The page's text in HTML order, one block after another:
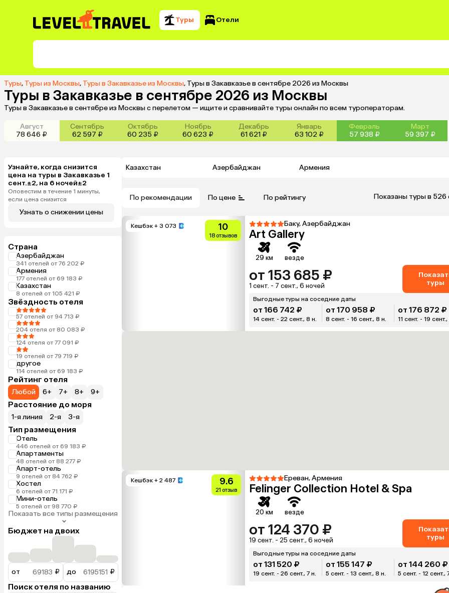
Туры Отели
Туры, Туры из Москвы, Туры в Закавказье из Москвы, Туры в Закавказье в сентябре 2026 из Москвы
Туры в Закавказье в сентябре 2026 из Москвы
Туры в Закавказье в сентябре из Москвы с перелетом — ищите и сравнивайте туры онлайн по всем туроператорам.
Август
78 646 ₽
Сентябрь
62 597 ₽
Октябрь
60 235 ₽
Ноябрь
60 623 ₽
Декабрь
61 621 ₽
Январь
63 102 ₽
Февраль
57 938 ₽
Март
59 397 ₽
Узнайте, когда снизится
цена на туры в Закавказье 1
сент.±2, на 6 ночей±2
Оповестим в течение 1 минуты,
если цена снизится
Узнать о снижении цены
Страна
Азербайджан
341 отелей от 76 202 ₽
Армения
177 отелей от 69 183 ₽
Казахстан
8 отелей от 105 421 ₽
Звёздность отеля
57 отелей от 94 713 ₽
204 отеля от 80 083 ₽
124 отеля от 77 091 ₽
19 отелей от 79 719 ₽
другое
114 отелей от 69 183 ₽
Рейтинг отеля
Любой 6+ 7+ 8+ 9+
Расстояние до моря
1-я линия 2-я 3-я
Тип размещения
Отель
446 отелей от 69 183 ₽
Апартаменты
48 отелей от 88 277 ₽
Апарт-отель
9 отелей от 84 762 ₽
Хостел
6 отелей от 71 171 ₽
Мини-отель
5 отелей от 98 770 ₽
Показать все типы размещения
Бюджет на двоих
от ₽ до ₽
Поиск отеля по названию
Казахстан Азербайджан Армения
По рекомендации По цене По рейтингу Показаны туры в 526
Кешбэк + 3 073 10
18 отзывов
Баку, Азербайджан
Art Gallery
29 км везде
от 153 685 ₽
1 сент. - 7 сент., 6 ночей
туры
Выгодные туры на соседние даты
от 166 742 ₽
14 сент. - 22 сент., 8 н.
от 170 958 ₽
8 сент. - 16 сент., 8 н.
от 176 872 ₽
11 сент. - 19 сент.,
Кешбэк + 2 487 9.6
21 отзыв
Ереван, Армения
Felinger Collection Hotel & Spa
20 км везде
от 124 370 ₽
19 сент. - 25 сент., 6 ночей
туры
Выгодные туры на соседние даты
от 131 520 ₽
19 сент. - 26 сент., 7 н.
от 155 147 ₽
5 сент. - 13 сент., 8 н.
от 144 260 ₽
5 сент. - 12 сент.,